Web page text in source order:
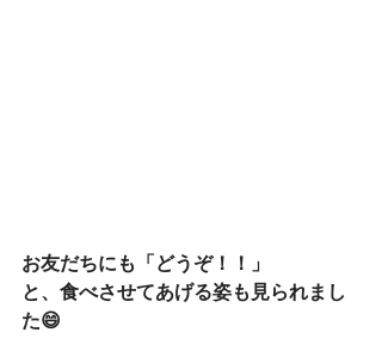
お友だちにも「どうぞ！！」
と、食べさせてあげる姿も見られまし
た😄